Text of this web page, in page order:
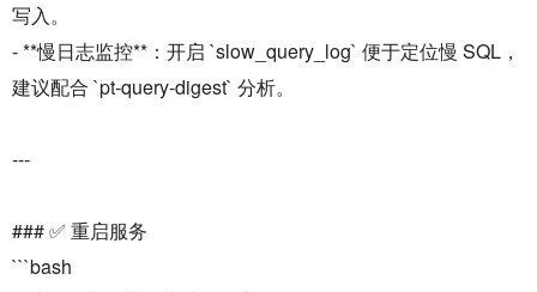
写入。
- **慢日志监控**：开启 `slow_query_log` 便于定位慢 SQL，
建议配合 `pt-query-digest` 分析。
---
### ✅ 重启服务
```bash